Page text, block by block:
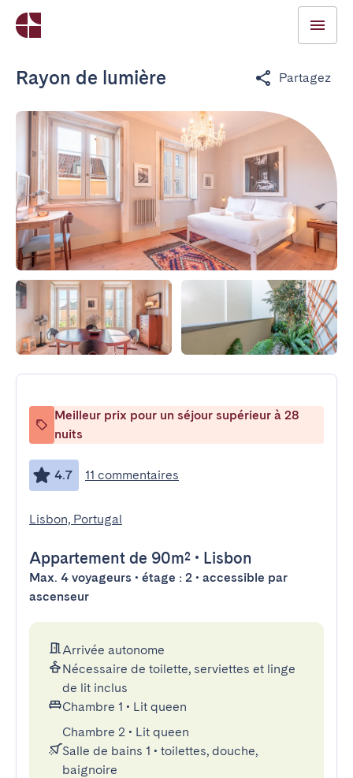
Rayon de lumière Partagez
Meilleur prix pour un séjour supérieur à 28
nuits
4.7 11 commentaires
Lisbon, Portugal
Appartement de 90m² • Lisbon
Max. 4 voyageurs • étage : 2 • accessible par
ascenseur
Arrivée autonome
Nécessaire de toilette, serviettes et linge
de lit inclus
Chambre 1 • Lit queen
Chambre 2 • Lit queen
Salle de bains 1 • toilettes, douche,
baignoire